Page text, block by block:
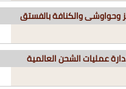
وحواوشى والكنافة بالفستق
عمليات الشحن العالمية